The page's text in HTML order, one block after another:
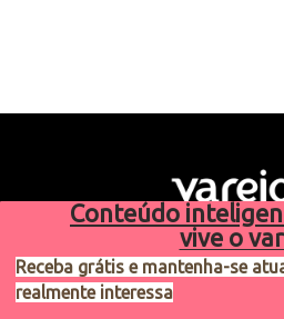
Conteúdo
vive o
Receba grátis e mantenha-se
realmente interessa
Sugestões de